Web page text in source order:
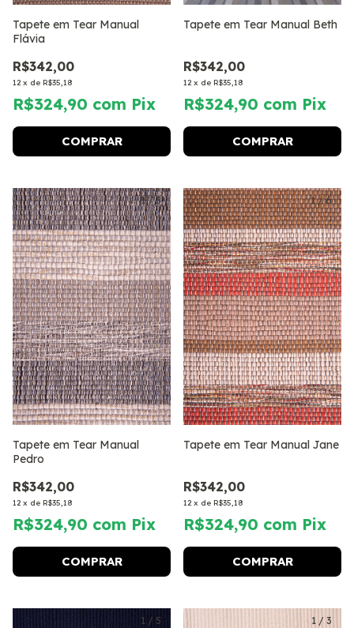
Tapete em Tear Manual
Flávia
R$342,00
12 x de R$35,18
R$324,90 com Pix
COMPRAR
Tapete em Tear Manual Beth
R$342,00
12 x de R$35,18
R$324,90 com Pix
COMPRAR
1/5
Tapete em Tear Manual
Pedro
R$342,00
12 x de R$35,18
R$324,90 com Pix
COMPRAR
1/6
Tapete em Tear Manual Jane
R$342,00
12 x de R$35,18
R$324,90 com Pix
COMPRAR
1/ 5 1 / 3